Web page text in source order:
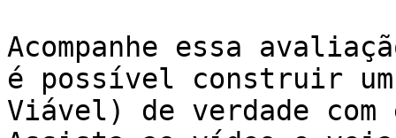
Acompanhe essa
é possível construir um
Viável) de verdade